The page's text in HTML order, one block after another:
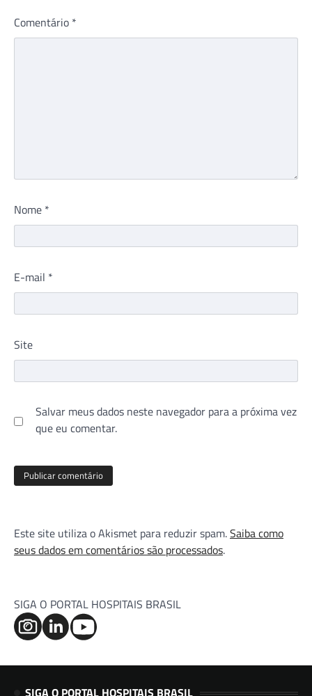
Comentário *
Nome *
E-mail *
Site
Salvar meus dados neste navegador para a próxima vez
que eu comentar.
Este site utiliza o Akismet para reduzir spam.Saiba como
seus dados em comentários são processados.
SIGA O PORTAL HOSPITAIS BRASIL
SIGA O PORTAL HOSPITAIS BRASIL